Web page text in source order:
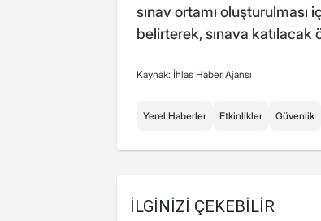
sınav ortamı oluşturulması
belirterek, sınava katılacak
Kaynak: İhlas Haber Ajansı
Yerel Haberler Etkinlikler Güvenlik